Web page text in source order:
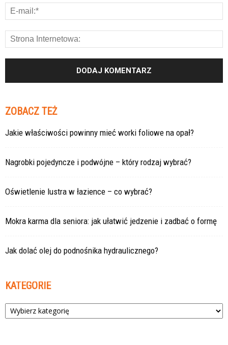
ZOBACZ TEŻ
Jakie właściwości powinny mieć worki foliowe na opał?
Nagrobki pojedyncze i podwójne – który rodzaj wybrać?
Oświetlenie lustra w łazience – co wybrać?
Mokra karma dla seniora: jak ułatwić jedzenie i zadbać o formę
Jak dolać olej do podnośnika hydraulicznego?
KATEGORIE
Kategorie